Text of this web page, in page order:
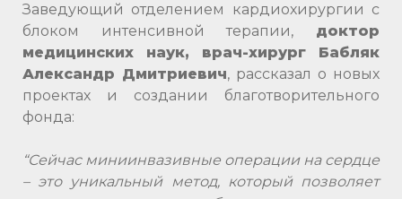
Заведующий отделением кардиохирургии с
блоком интенсивной терапии, доктор
медицинских наук, врач-хирург Бабляк
Александр Дмитриевич, рассказал о новых
проектах и создании благотворительного
фонда:
“Сейчас миниинвазивные операции на сердце
– это уникальный метод, который позволяет